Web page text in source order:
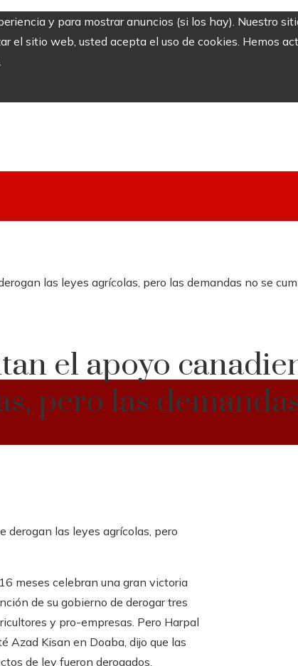
y para mostrar anuncios (si los hay). Nuestro
el sitio web, usted acepta el uso de cookies. Hemos
las leyes agrícolas, pero las demandas no se
el apoyo
pero las
meses celebran una gran victoria
de su gobierno de derogar tres
y pro-empresas. Pero Harpal
Azad Kisan en Doaba, dijo que las
de ley fueron derogados.